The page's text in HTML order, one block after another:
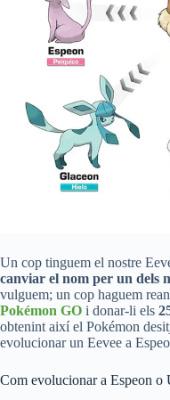
Un cop tinguem el nostre
canviar el nom per un dels
vulguem; un cop haguem
Pokémon GO i donar-li els
obtenint així el Pokémon
evolucionar un Eevee a
Com evolucionar a Espeon o